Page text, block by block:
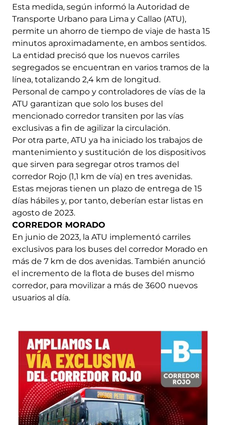
Esta medida, según informó la Autoridad de
Transporte Urbano para Lima y Callao (ATU),
permite un ahorro de tiempo de viaje de hasta 15
minutos aproximadamente, en ambos sentidos.
La entidad precisó que los nuevos carriles
segregados se encuentran en varios tramos de la
línea, totalizando 2,4 km de longitud.
Personal de campo y controladores de vías de la
ATU garantizan que solo los buses del
mencionado corredor transiten por las vías
exclusivas a fin de agilizar la circulación.
Por otra parte, ATU ya ha iniciado los trabajos de
mantenimiento y sustitución de los dispositivos
que sirven para segregar otros tramos del
corredor Rojo (1,1 km de vía) en tres avenidas.
Estas mejoras tienen un plazo de entrega de 15
días hábiles y, por tanto, deberían estar listas en
agosto de 2023.
CORREDOR MORADO
En junio de 2023, la ATU implementó carriles
exclusivos para los buses del corredor Morado en
más de 7 km de dos avenidas. También anunció
el incremento de la flota de buses del mismo
corredor, para movilizar a más de 3600 nuevos
usuarios al día.